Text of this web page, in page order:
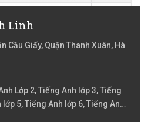
Linh
Cầu Giấy, Quận Thanh Xuân, Hà
Lớp 2, Tiếng Anh lớp 3, Tiếng
5, Tiếng Anh lớp 6, Tiếng Anh